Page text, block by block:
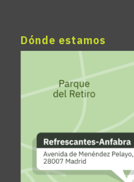
Dónde estamos